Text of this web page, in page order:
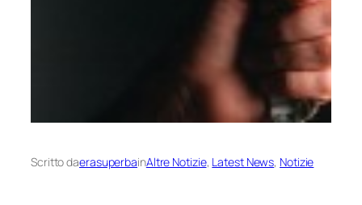
Scritto daerasuperbainAltre Notizie, Latest News, Notizie